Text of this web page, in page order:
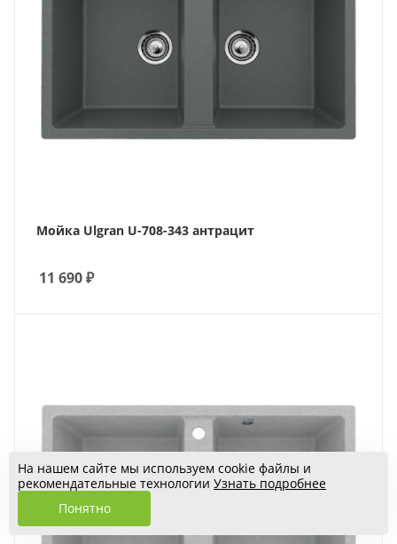
Мойка Ulgran U-708-343 антрацит
11 690₽
На нашем сайте мы используем cookie файлы и
рекомендательные технологии Узнать подробнее
Понятно